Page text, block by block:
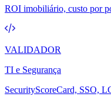
ROI imobiliário, custo por
VALIDADOR
TI e Segurança
SecurityScoreCard, SSO,